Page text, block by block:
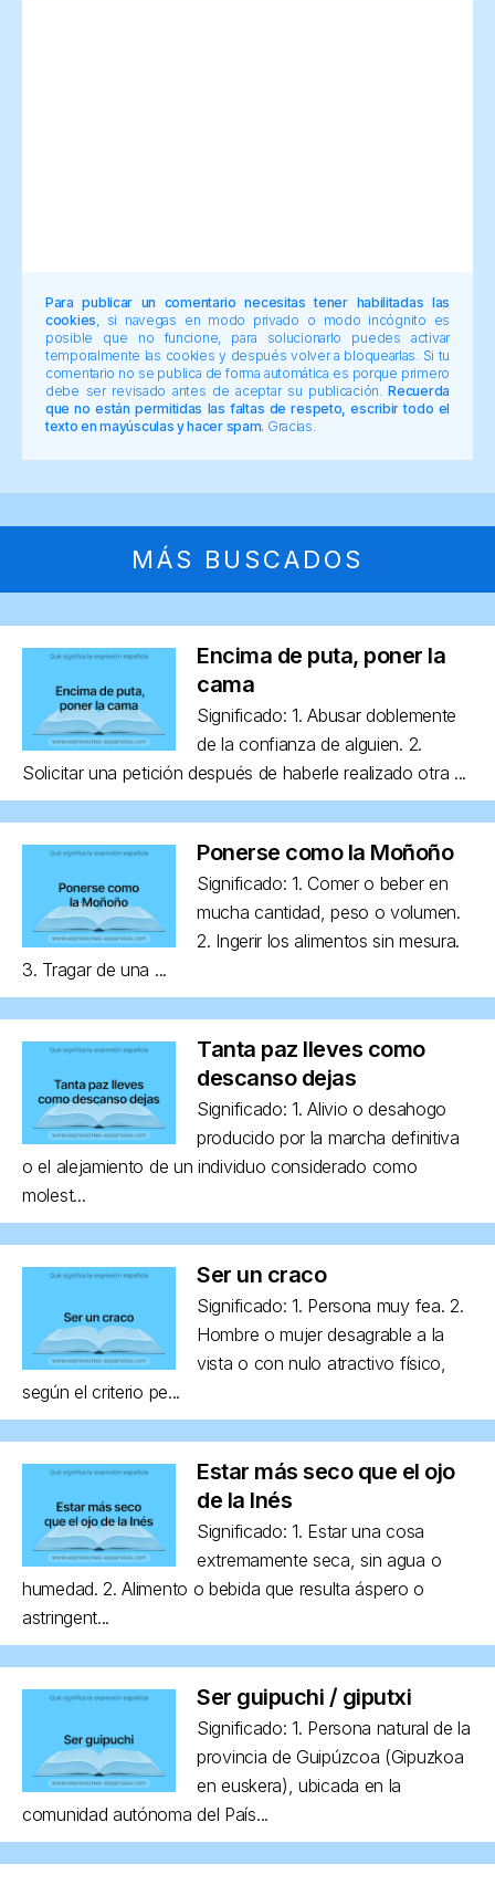
Para publicar un comentario necesitas tener habilitadas las
cookies , si navegas en modo privado o modo incógnito es
posible que no funcione, para solucionarlo puedes activar
temporalmente las cookies y después volver a bloquearlas. Si tu
comentario no se publica de forma automática es porque primero
debe ser revisado antes de aceptar su publicación.Recuerda
que no están permitidas las faltas de respeto, escribir todo el
texto en mayúsculas y hacer spam. Gracias.
MÁS BUSCADOS
Encima de puta, poner la
cama
Significado: 1. Abusar doblemente
de la confianza de alguien. 2.
Solicitar una petición después de haberle realizado otra ...
Ponerse como la Moñoño
Significado: 1. Comer o beber en
mucha cantidad, peso o volumen.
2. Ingerir los alimentos sin mesura.
3. Tragar de una ...
Tanta paz lleves como
descanso dejas
Significado: 1. Alivio o desahogo
producido por la marcha definitiva
o el alejamiento de un individuo considerado como
molest...
Ser un craco
Significado: 1. Persona muy fea. 2.
Hombre o mujer desagrable a la
vista o con nulo atractivo físico,
según el criterio pe...
Estar más seco que el ojo
de la Inés
Significado: 1. Estar una cosa
extremamente seca, sin agua o
humedad. 2. Alimento o bebida que resulta áspero o
astringent...
Ser guipuchi / giputxi
Significado: 1. Persona natural de la
provincia de Guipúzcoa (Gipuzkoa
en euskera), ubicada en la
comunidad autónoma del País...